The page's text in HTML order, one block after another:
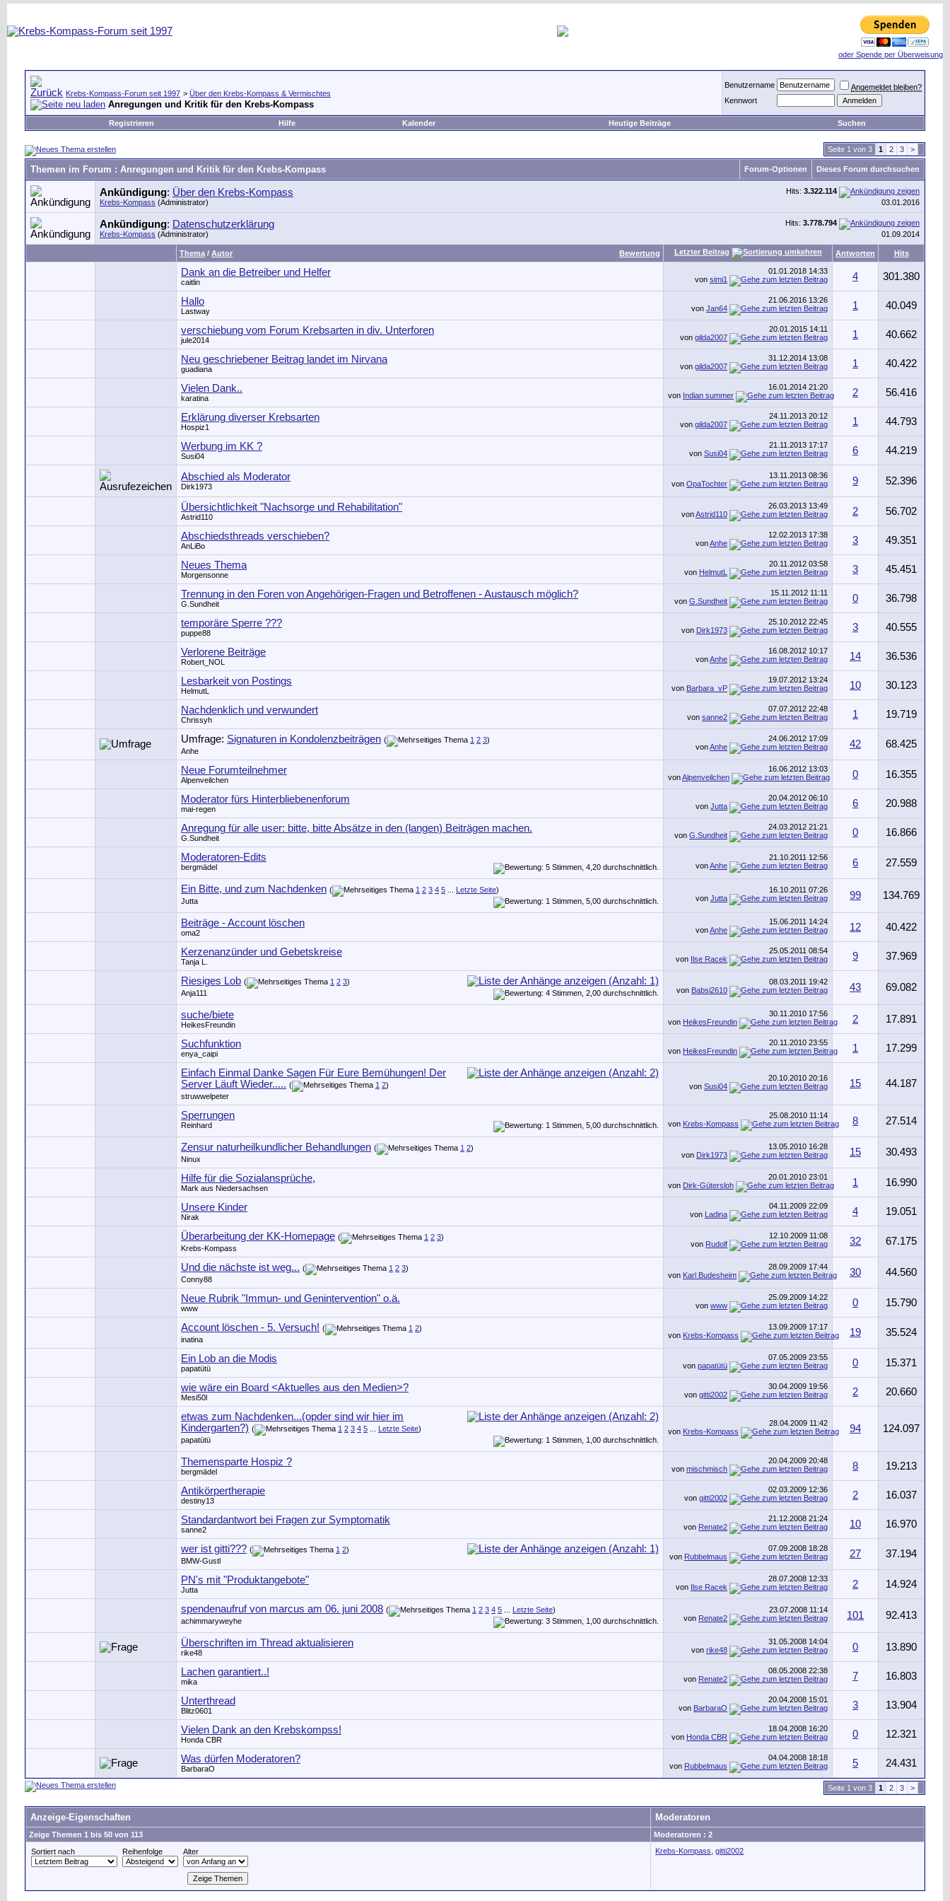
oder Spende per Überweisung
Krebs-Kompass-Forum seit 1997 > Über den Krebs-Kompass & Vermischtes
Anregungen und Kritik für den Krebs-Kompass
Benutzername
Angemeldet bleiben?
Kennwort
Registrieren Hilfe Kalender Heutige Beiträge Suchen
Seite 1 von 3 1 2 3 >
Themen im Forum : Anregungen und Kritik für den Krebs-Kompass Forum-Optionen Dieses Forum durchsuchen
Hits: 3.322.114
Ankündigung: Über den Krebs-Kompass
03.01.2016
Krebs-Kompass (Administrator)
Hits: 3.778.794
Ankündigung: Datenschutzerklärung
01.09.2014
Krebs-Kompass (Administrator)
Bewertung
Thema / Autor Letzter Beitrag Antworten Hits
Dank an die Betreiber und Helfer
caitlin
01.01.2018 14:33
von simi1 4 301.380
Hallo
Lastway
21.06.2016 13:26
von Jan64 1 40.049
verschiebung vom Forum Krebsarten in div. Unterforen
jule2014
20.01.2015 14:11
von gilda2007 1 40.662
Neu geschriebener Beitrag landet im Nirvana
guadiana
31.12.2014 13:08
von gilda2007 1 40.422
Vielen Dank..
karatina
16.01.2014 21:20
von Indian summer 2 56.416
Erklärung diverser Krebsarten
Hospiz1
24.11.2013 20:12
von gilda2007 1 44.793
Werbung im KK ?
Susi04
21.11.2013 17:17
von Susi04 6 44.219
Abschied als Moderator
Dirk1973
13.11.2013 08:36
von OpaTochter 9 52.396
Übersichtlichkeit "Nachsorge und Rehabilitation"
Astrid110
26.03.2013 13:49
vonAstrid110 2 56.702
Abschiedsthreads verschieben?
AnLiBo
12.02.2013 17:38
vonAnhe 3 49.351
Neues Thema
Morgensonne
20.11.2012 03:58
von HelmutL 3 45.451
Trennung in den Foren von Angehörigen-Fragen und Betroffenen - Austausch möglich?
G.Sundheit
15.11.2012 11:11
von G.Sundheit 0 36.798
temporäre Sperre ???
puppe88
25.10.2012 22:45
von Dirk1973 3 40.555
Verlorene Beiträge
Robert_NOL
16.08.2012 10:17
vonAnhe 14 36.536
Lesbarkeit von Postings
HelmutL
19.07.2012 13:24
von Barbara_vP 10 30.123
Nachdenklich und verwundert
Chrissyh
07.07.2012 22:48
von sanne2 1 19.719
Umfrage: Signaturen in Kondolenzbeiträgen ( 1 2 3)
Anhe
24.06.2012 17:09
vonAnhe 42 68.425
Neue Forumteilnehmer
Alpenveilchen
16.06.2012 13:03
vonAlpenveilchen 0 16.355
Moderator fürs Hinterbliebenenforum
mai-regen
20.04.2012 06:10
von Jutta 6 20.988
Anregung für alle user: bitte, bitte Absätze in den (langen) Beiträgen machen.
G.Sundheit
24.03.2012 21:21
von G.Sundheit 0 16.866
Moderatoren-Edits
bergmädel
21.10.2011 12:56
vonAnhe 6 27.559
Ein Bitte, und zum Nachdenken ( 1 2 3 4 5 Letzte Seite)
Jutta
16.10.2011 07:26
von Jutta 99 134.769
Beiträge - Account löschen
oma2
15.06.2011 14:24
vonAnhe 12 40.422
Kerzenanzünder und Gebetskreise
Tanja L.
25.05.2011 08:54
von Ilse Racek 9 37.969
Riesiges Lob ( 1 2 3)
Anja111
08.03.2011 19:42
von Babsi2610 43 69.082
suche/biete
HeikesFreundin
30.11.2010 17:56
von HeikesFreundin 2 17.891
Suchfunktion
enya_caipi
20.11.2010 23:55
von HeikesFreundin 1 17.299
Einfach Einmal Danke Sagen Für Eure Bemühungen! Der
Server Läuft Wieder..... ( 1 2)
struwwelpeter
20.10.2010 20:16
von Susi04 15 44.187
Sperrungen
Reinhard
25.08.2010 11:14
von Krebs-Kompass 8 27.514
Zensur naturheilkundlicher Behandlungen ( 1 2)
Ninux
13.05.2010 16:28
von Dirk1973 15 30.493
Hilfe für die Sozialansprüche,
Mark aus Niedersachsen
20.01.2010 23:01
von Dirk-Gütersloh 1 16.990
Unsere Kinder
Nirak
04.11.2009 22:09
von Ladina 4 19.051
Überarbeitung der KK-Homepage ( 1 2 3)
Krebs-Kompass
12.10.2009 11:08
von Rudolf 32 67.175
Und die nächste ist weg... ( 1 2 3)
Conny88
28.09.2009 17:44
von Karl Budesheim 30 44.560
Neue Rubrik "Immun- und Genintervention" o.ä.
www
25.09.2009 14:22
von www 0 15.790
Account löschen - 5. Versuch! ( 1 2)
inatina
13.09.2009 17:17
von Krebs-Kompass 19 35.524
Ein Lob an die Modis
papatütü
07.05.2009 23:55
von papatütü 0 15.371
wie wäre ein Board <Aktuelles aus den Medien>?
Mesi50l
30.04.2009 19:56
von gitti2002 2 20.660
etwas zum Nachdenken...(opder sind wir hier im
Kindergarten?) ( 1 2 3 4 5 Letzte Seite)
papatütü
28.04.2009 11:42
von Krebs-Kompass 94 124.097
Themensparte Hospiz ?
bergmädel
20.04.2009 20:48
von mischmisch 8 19.213
Antikörpertherapie
destiny13
02.03.2009 12:36
von gitti2002 2 16.037
Standardantwort bei Fragen zur Symptomatik
sanne2
21.12.2008 21:24
von Renate2 10 16.970
wer ist gitti??? ( 1 2)
BMW-Gustl
07.09.2008 18:28
von Rubbelmaus 27 37.194
PN's mit "Produktangebote"
Jutta
28.07.2008 12:33
von Ilse Racek 2 14.924
spendenaufruf von marcus am 06. juni 2008 ( 1 2 3 4 5 Letzte Seite)
achimmaryweyhe
23.07.2008 11:14
von Renate2 101 92.413
Überschriften im Thread aktualisieren
rike48
31.05.2008 14:04
von rike48 0 13.890
Lachen garantiert..!
mika
08.05.2008 22:38
von Renate2 7 16.803
Unterthread
Blitz0601
20.04.2008 15:01
von BarbaraO 3 13.904
Vielen Dank an den Krebskompss!
Honda CBR
18.04.2008 16:20
von Honda CBR 0 12.321
Was dürfen Moderatoren?
BarbaraO
04.04.2008 18:18
von Rubbelmaus 5 24.431
Seite 1 von 3 1 2 3 >
Anzeige-Eigenschaften Moderatoren
Zeige Themen 1 bis 50 von 113
Moderatoren : 2
Sortiert nach
Reihenfolge Alter Krebs-Kompass gitti2002